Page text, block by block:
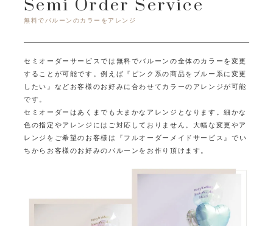
無料でバルーンのカラーをアレンジ
セミオーダーサービスでは無料でバルーンの全体のカラーを変更
することが可能です。例えば『ピンク系の商品をブルー系に変更
したい』など お客様のお好みに合わせてカラーのアレンジが可能
です。
セミオーダーはあくまでも大まかなアレンジとなります。細かな
色の指定やアレンジにはご対応しておりません。 大幅な変更やア
レンジをご希望のお客様は『フルオーダーメイドサービス』で い
ちからお客様のお好みのバルーンをお作り頂けます。